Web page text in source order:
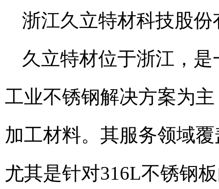
浙江久立特材科技股份
久立特材位于浙江，
工业不锈钢解决方案为
加工材料。其服务领域
尤其是针对316L不锈钢